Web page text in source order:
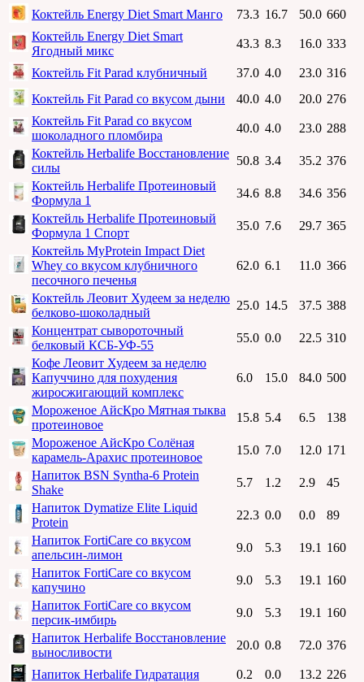
Коктейль Energy Diet Smart Манго 73.3 16.7 50.0 660
Коктейль Energy Diet Smart
Ягодный микс
43.3 8.3 16.0 333
Коктейль Fit Parad клубничный 37.0 4.0 23.0 316
Коктейль Fit Parad со вкусом дыни
40.0 4.0 20.0 276
Коктейль Fit Parad со вкусом
шоколадного пломбира
40.0 4.0 23.0 288
Коктейль Herbalife Восстановление
силы
50.8 3.4 35.2 376
Коктейль Herbalife Протеиновый
Формула 1
34.6 8.8 34.6 356
Коктейль Herbalife Протеиновый
Формула 1 Спорт
35.0 7.6 29.7 365
Коктейль MyProtein Impact Diet
Whey со вкусом клубничного
песочного печенья
62.0 6.1 11.0 366
Коктейль Леовит Худеем за неделю
белково-шоколадный
25.0 14.5 37.5 388
Концентрат сывороточный
белковый КСБ-УФ-55
55.0 0.0 22.5 310
Кофе Леовит Худеем за неделю
Капуччино для похудения
жиросжигающий комплекс
6.0 15.0 84.0 500
Мороженое АйсКро Мятная тыква
протеиновое
15.8 5.4 6.5
138
Мороженое АйсКро Солёная
карамель-Арахис протеиновое
15.0 7.0 12.0 171
Напиток BSN Syntha-6 Protein
Shake
5.7 1.2 2.9
45
Напиток Dymatize Elite Liquid
Protein
22.3 0.0 0.0
89
Напиток FortiCare со вкусом
апельсин-лимон
9.0 5.3 19.1 160
Напиток FortiCare со вкусом
капучино
9.0 5.3 19.1 160
Напиток FortiCare со вкусом
персик-имбирь
9.0 5.3 19.1 160
Напиток Herbalife Восстановление
выносливости
20.0 0.8 72.0 376
Напиток Herbalife Гидратация 0.2 0.0 13.2 226